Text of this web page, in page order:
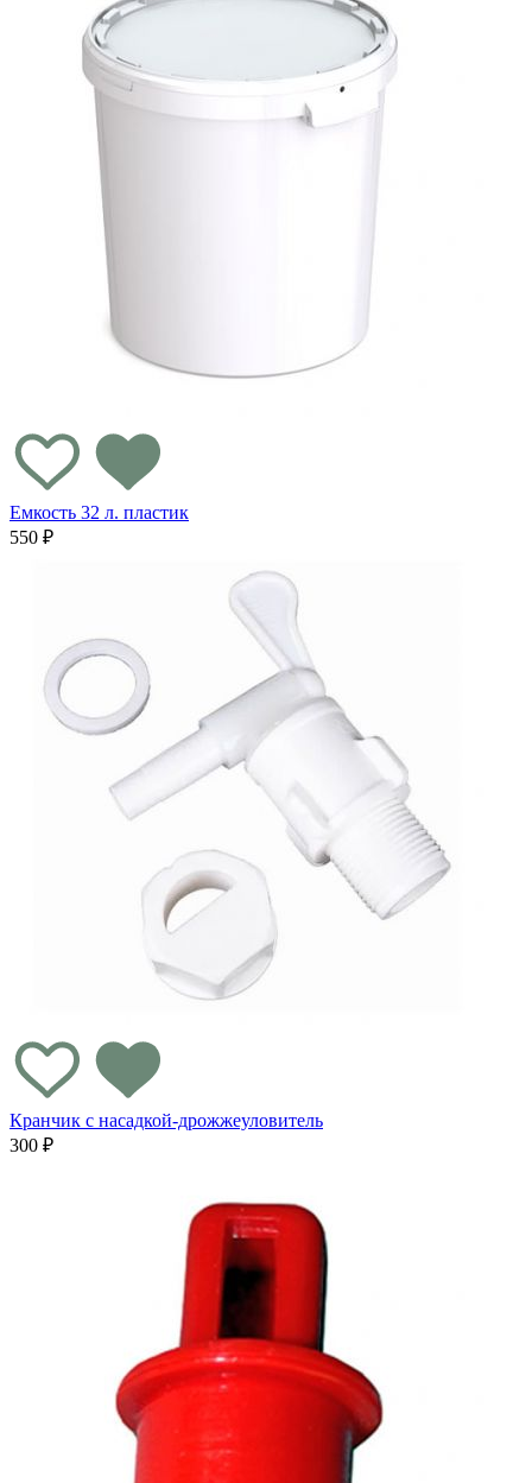
Емкость 32 л. пластик
550 ₽
Кранчик с насадкой-дрожжеуловитель
300 ₽